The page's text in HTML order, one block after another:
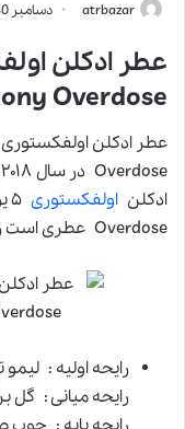
atrbazar دسامبر 30, 2021
Overdose
Overdose در سال ۲۰۱۸ به بازار عطر و
ادکلن اولفکستوری
Overdose عطری است زنانه و مردانه و خاص.
رایحه اولیه :
رایحه میانی :